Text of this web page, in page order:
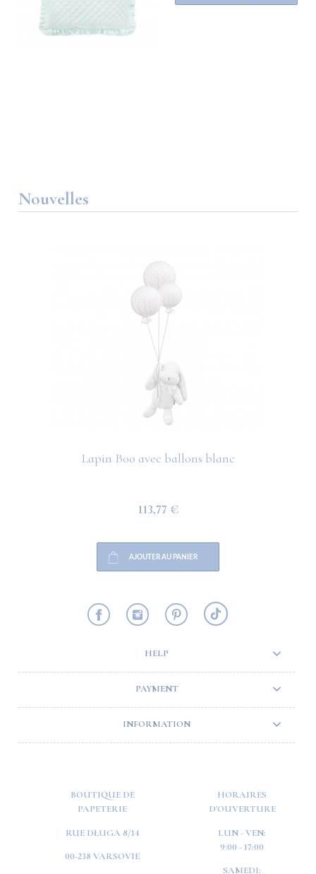
Nouvelles
Lapin Boo avec ballons blanc
113,77 €
AJOUTER AU PANIER
HELP
PAYMENT
INFORMATION
BOUTIQUE DE
PAPETERIE
RUE DŁUGA 8/14
00-238 VARSOVIE
HORAIRES
D'OUVERTURE
LUN - VEN:
9:00 - 17:00
SAMEDI: